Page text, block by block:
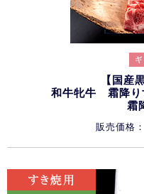
【国産
和牛牝牛 霜降り
霜
販売価格：